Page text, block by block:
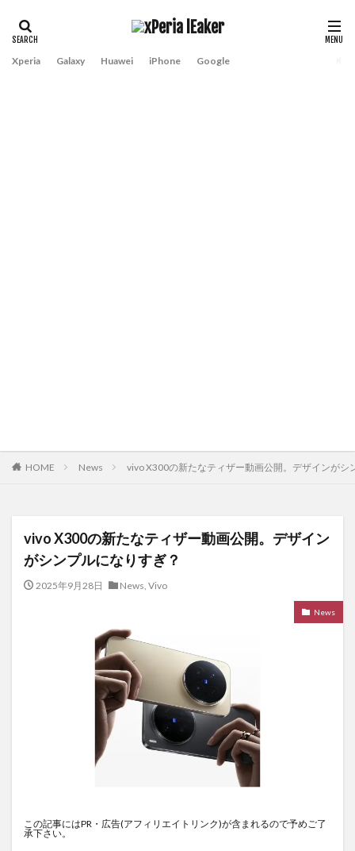
Xperia Galaxy Huawei iPhone Google
HOME News vivo X300の新たなティザー動画公開。デザインがシ
vivo X300の新たなティザー動画公開。デザイン
がシンプルになりすぎ？
2025年9月28日 News, Vivo
News
この記事にはPR・広告(アフィリエイトリンク)が含まれるので予めご了
承下さい。